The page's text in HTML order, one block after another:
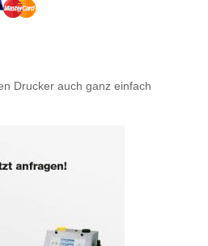
Drucker auch ganz einfach